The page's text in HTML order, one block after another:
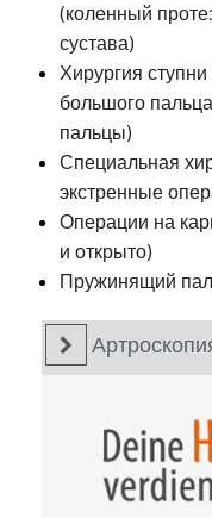
(коленный
сустава)
Хирургия
большого
пальцы)
Специальная
экстренные
Операции на
и открыто)
Пружинящий